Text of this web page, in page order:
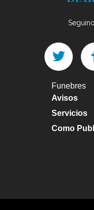
Funebres
Avisos
Servicios
Como